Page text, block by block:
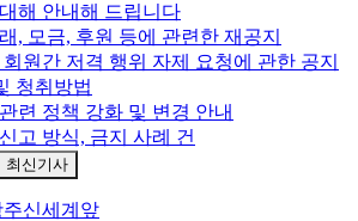
해 안내해 드립니다
, 모금, 후원 등에 관련한 재공지
원간 저격 행위 자제 요청에 관한 공지
청취방법
련 정책 강화 및 변경 안내
고 방식, 금지 사례 건
최신기사
신세계앞